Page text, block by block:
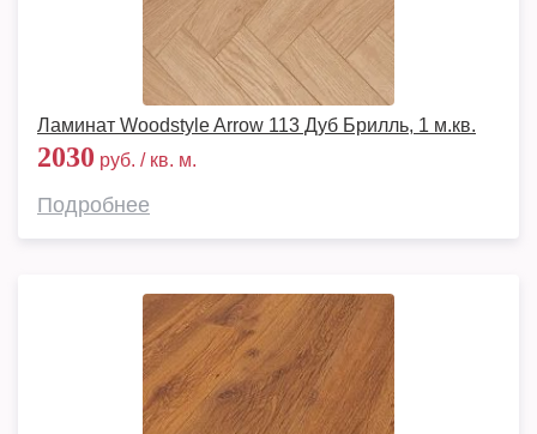
Ламинат Woodstyle Arrow 113 Дуб Брилль, 1 м.кв.
2030 руб. / кв. м.
Подробнее